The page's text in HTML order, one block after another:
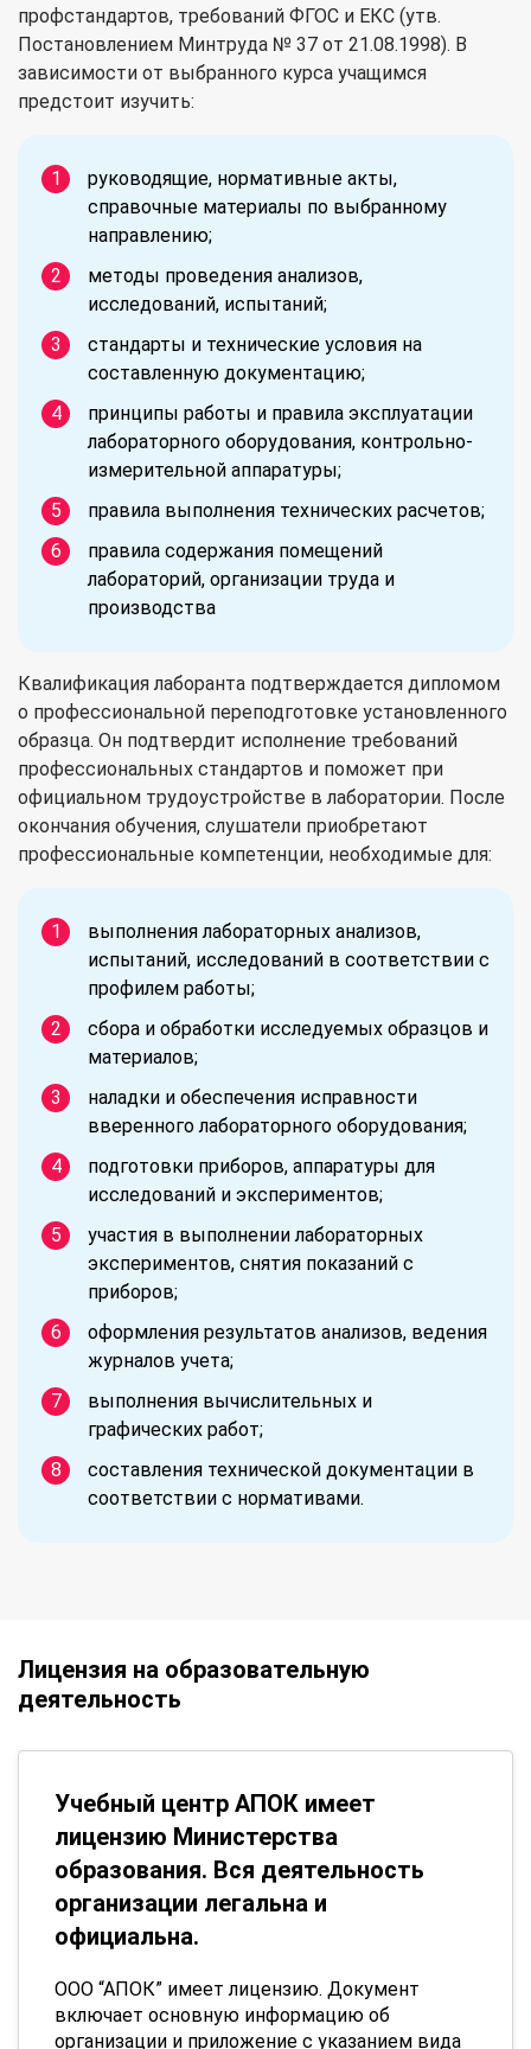
профстандартов, требований ФГОС и ЕКС (утв.
Постановлением Минтруда № 37 от 21.08.1998). В
зависимости от выбранного курса учащимся
предстоит изучить:
руководящие, нормативные акты,
справочные материалы по выбранному
направлению;
методы проведения анализов,
исследований, испытаний;
стандарты и технические условия на
составленную документацию;
принципы работы и правила эксплуатации
лабораторного оборудования, контрольно-
измерительной аппаратуры;
правила выполнения технических расчетов;
правила содержания помещений
лабораторий, организации труда и
производства
Квалификация лаборанта подтверждается дипломом
о профессиональной переподготовке установленного
образца. Он подтвердит исполнение требований
профессиональных стандартов и поможет при
официальном трудоустройстве в лаборатории. После
окончания обучения, слушатели приобретают
профессиональные компетенции, необходимые для:
выполнения лабораторных анализов,
испытаний, исследований в соответствии с
профилем работы;
сбора и обработки исследуемых образцов и
материалов;
наладки и обеспечения исправности
вверенного лабораторного оборудования;
подготовки приборов, аппаратуры для
исследований и экспериментов;
участия в выполнении лабораторных
экспериментов, снятия показаний с
приборов;
оформления результатов анализов, ведения
журналов учета;
выполнения вычислительных и
графических работ;
составления технической документации в
соответствии с нормативами.
Лицензия на образовательную
деятельность
Учебный центр АПОК имеет
лицензию Министерства
образования. Вся деятельность
организации легальна и
официальна.
ООО “АПОК” имеет лицензию. Документ
включает основную информацию об
организации и приложение с указанием вида